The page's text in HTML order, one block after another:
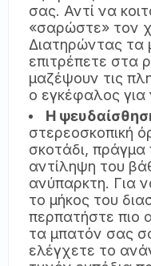
σας. Αντί να
«σαρώστε» τον
Διατηρώντας τα
επιτρέπετε στα
μαζέψουν τις
ο εγκέφαλος για
Η
στερεοσκοπική
σκοτάδι, πράγμα
αντίληψη του
ανύπαρκτη. Για
το μήκος του
περπατήστε πιο
τα μπατόν σας
ελέγχετε το